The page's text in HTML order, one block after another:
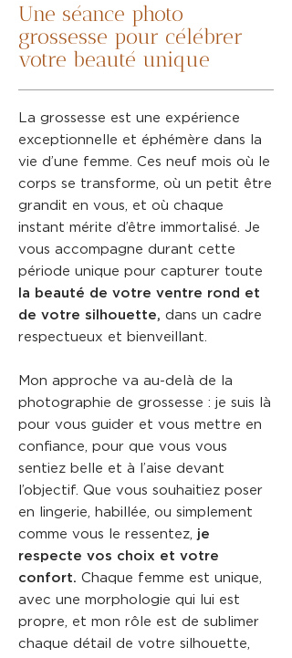
Une séance photo
grossesse pour célébrer
votre beauté unique
La grossesse est une expérience
exceptionnelle et éphémère dans la
vie d’une femme. Ces neuf mois où le
corps se transforme, où un petit être
grandit en vous, et où chaque
instant mérite d’être immortalisé. Je
vous accompagne durant cette
période unique pour capturer toute
la beauté de votre ventre rond et
de votre silhouette, dans un cadre
respectueux et bienveillant.
Mon approche va au-delà de la
photographie de grossesse : je suis là
pour vous guider et vous mettre en
confiance, pour que vous vous
sentiez belle et à l’aise devant
l’objectif. Que vous souhaitiez poser
en lingerie, habillée, ou simplement
comme vous le ressentez, je
respecte vos choix et votre
confort. Chaque femme est unique,
avec une morphologie qui lui est
propre, et mon rôle est de sublimer
chaque détail de votre silhouette,